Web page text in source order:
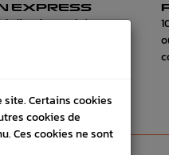
EXPRESS
livraison 24h à
Certains cookies
cookies de
Ces cookies ne sont